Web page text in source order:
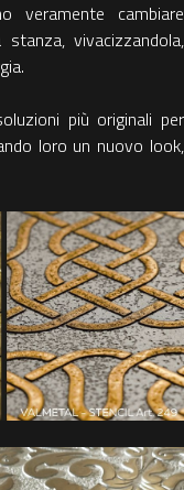
veramente cambiare
vivacizzandola,
più originali per
loro un nuovo look,